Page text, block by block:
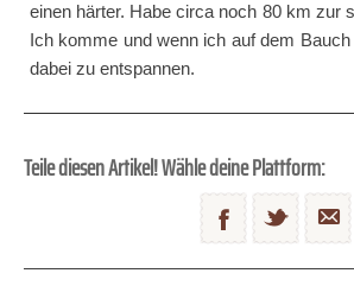
einen härter. Habe circa noch 80 km zur
Ich komme und wenn ich auf dem
dabei zu entspannen.
Teile diesen Artikel! Wähle deine Plattform: